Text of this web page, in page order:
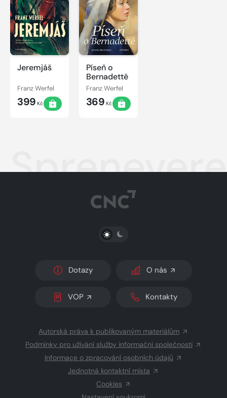
Jeremjáš
Franz Werfel
399 Kč
Píseň o
Bernadettě
Franz Werfel
369 Kč
PŘEPNOUT SVĚTLÝ/TMAVÝ REŽIM
Dotazy O nás
VOP Kontakty
Autorská práva k publikovaným materiálům
Podmínky pro užívání služby informační společnosti
Informace o zpracování osobních údajů
Jednotná kontaktní místa
Cookies